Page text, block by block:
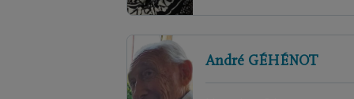
André GÉHÉNOT